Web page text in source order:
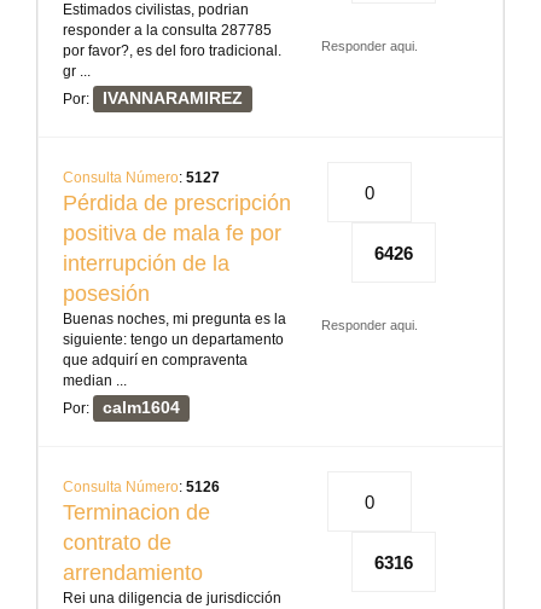
Estimados civilistas, podrian
responder a la consulta 287785
por favor?, es del foro tradicional.
gr ...
Por:
IVANNARAMIREZ
Responder aqui.
Consulta Número: 5127
Pérdida de prescripción
positiva de mala fe por
interrupción de la
posesión
Buenas noches, mi pregunta es la
siguiente: tengo un departamento
que adquirí en compraventa
median ...
Por:
calm1604
0
6426
Responder aqui.
Consulta Número: 5126
Terminacion de
contrato de
arrendamiento
Rei una diligencia de jurisdicción
0
6316